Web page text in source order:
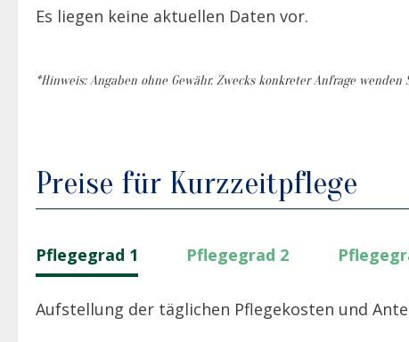
Es liegen keine aktuellen Daten vor.
*Hinweis: Angaben ohne Gewähr. Zwecks konkreter Anfrage
Preise für Kurzzeitpflege
Pflegegrad 1 Pflegegrad 2
Aufstellung der täglichen Pflegekosten und